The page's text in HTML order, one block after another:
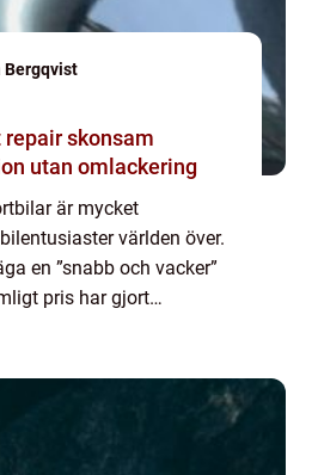
Bergqvist
utan omlackering
är mycket
världen över.
en ”snabb och vacker”
pris har gjort